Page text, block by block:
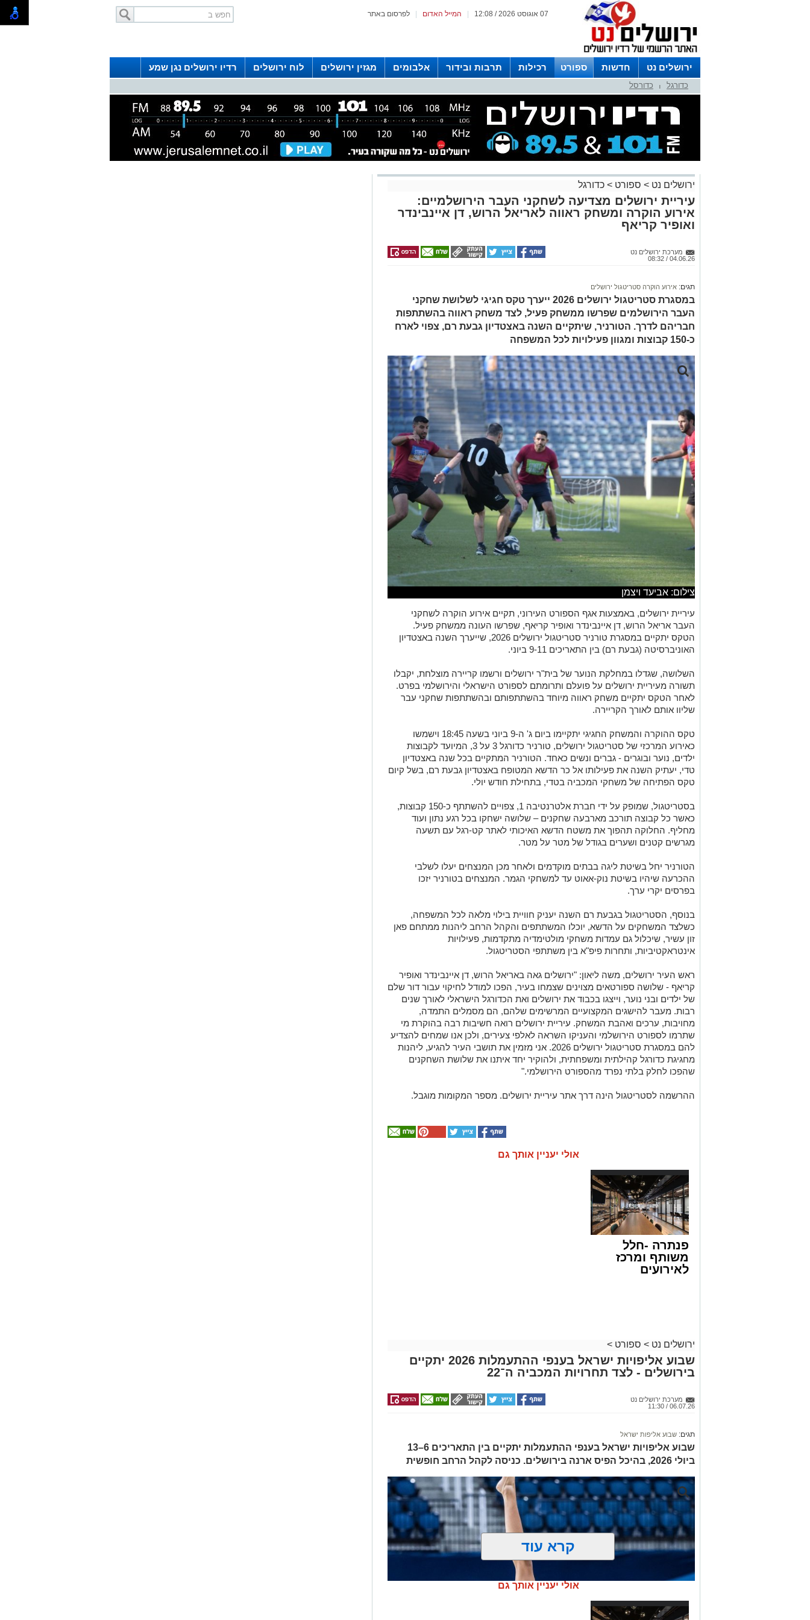
לפרסום באתר המייל האדום 07 אוגוסט 2026 / 12:08
ירושלים נט חדשות ספורט רכילות תרבות ובידור אלבומים מגזין ירושלים לוח ירושלים
רדיו ירושלים נגן שמע
לפרסום ברדיו צרו קשר
כדורגל כדורסל
ירושלים נט > ספורט > כדורגל
עיריית ירושלים מצדיעה לשחקני העבר הירושלמיים:
אירוע הוקרה ומשחק ראווה לאריאל הרוש, דן איינבינדר
ואופיר קריאף
מערכת ירושלים נט
04.06.26 / 08:32
תגים: אירוע הוקרה סטריטגול ירושלים
במסגרת סטריטגול ירושלים 2026 ייערך טקס חגיגי לשלושת שחקני
העבר הירושלמים שפרשו ממשחק פעיל, לצד משחק ראווה בהשתתפות
חבריהם לדרך. הטורניר, שיתקיים השנה באצטדיון גבעת רם, צפוי לארח
כ-150 קבוצות ומגוון פעילויות לכל המשפחה
צילום: אביעד ויצמן
עיריית ירושלים, באמצעות אגף הספורט העירוני, תקיים אירוע הוקרה לשחקני
העבר אריאל הרוש, דן איינבינדר ואופיר קריאף, שפרשו העונה ממשחק פעיל.
הטקס יתקיים במסגרת טורניר סטריטגול ירושלים 2026, שייערך השנה באצטדיון
האוניברסיטה (גבעת רם) בין התאריכים 9-11 ביוני.
השלושה, שגדלו במחלקת הנוער של בית"ר ירושלים ורשמו קריירה מוצלחת, יקבלו
תשורה מעיריית ירושלים על פועלם ותרומתם לספורט הישראלי והירושלמי בפרט.
לאחר הטקס יתקיים משחק ראווה מיוחד בהשתתפותם ובהשתתפות שחקני עבר
שליוו אותם לאורך הקריירה.
טקס ההוקרה והמשחק החגיגי יתקיימו ביום ג' ה-9 ביוני בשעה 18:45 וישמשו
כאירוע המרכזי של סטריטגול ירושלים, טורניר כדורגל 3 על 3, המיועד לקבוצות
ילדים, נוער ובוגרים - גברים ונשים כאחד. הטורניר המתקיים בכל שנה באצטדיון
טדי, יעתיק השנה את פעילותו אל כר הדשא המטופח באצטדיון גבעת רם, בשל קיום
טקס הפתיחה של משחקי המכביה בטדי, בתחילת חודש יולי.
בסטריטגול, שמופק על ידי חברת אלטרנטיבה 1, צפויים להשתתף כ-150 קבוצות,
כאשר כל קבוצה תורכב מארבעה שחקנים – שלושה ישחקו בכל רגע נתון ועוד
מחליף. החלוקה תהפוך את משטח הדשא האיכותי לאתר קט-רגל עם תשעה
מגרשים קטנים ושערים בגודל של מטר על מטר.
הטורניר יחל בשיטת ליגה בבתים מוקדמים ולאחר מכן המנצחים יעלו לשלבי
ההכרעה שיהיו בשיטת נוק-אאוט עד למשחקי הגמר. המנצחים בטורניר יזכו
בפרסים יקרי ערך.
בנוסף, הסטריטגול בגבעת רם השנה יעניק חוויית בילוי מלאה לכל המשפחה,
כשלצד המשחקים על הדשא, יוכלו המשתתפים והקהל הרחב ליהנות ממתחם פאן
זון עשיר, שיכלול גם עמדות משחקי מולטימדיה מתקדמות, פעילויות
אינטראקטיביות, ותחרות פיפ"א בין משתתפי הסטריטגול.
ראש העיר ירושלים, משה ליאון: "ירושלים גאה באריאל הרוש, דן איינבינדר ואופיר
קריאף - שלושה ספורטאים מצוינים שצמחו בעיר, הפכו למודל לחיקוי עבור דור שלם
של ילדים ובני נוער, וייצגו בכבוד את ירושלים ואת הכדורגל הישראלי לאורך שנים
רבות. מעבר להישגים המקצועיים המרשימים שלהם, הם מסמלים התמדה,
מחויבות, ערכים ואהבת המשחק. עיריית ירושלים רואה חשיבות רבה בהוקרת מי
שתרמו לספורט הירושלמי והעניקו השראה לאלפי צעירים, ולכן אנו שמחים להצדיע
להם במסגרת סטריטגול ירושלים 2026. אני מזמין את תושבי העיר להגיע, ליהנות
מחגיגת כדורגל קהילתית ומשפחתית, ולהוקיר יחד איתנו את שלושת השחקנים
שהפכו לחלק בלתי נפרד מהספורט הירושלמי."
ההרשמה לסטריטגול הינה דרך אתר עיריית ירושלים. מספר המקומות מוגבל.
אולי יעניין אותך גם
פנתרה -חלל
משותף ומרכז
לאירועים
ירושלים נט > ספורט >
שבוע אליפויות ישראל בענפי ההתעמלות 2026 יתקיים
בירושלים - לצד תחרויות המכביה ה־22
מערכת ירושלים נט
06.07.26 / 11:30
תגים: שבוע אליפות ישראל
שבוע אליפויות ישראל בענפי ההתעמלות יתקיים בין התאריכים 6–13
ביולי 2026, בהיכל הפיס ארנה בירושלים. כניסה לקהל הרחב חופשית
קרא עוד
אולי יעניין אותך גם